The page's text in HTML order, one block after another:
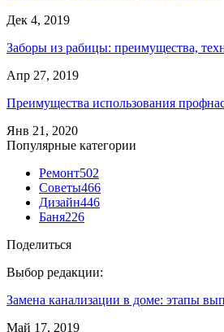
Дек 4, 2019
Заборы из рабицы: преимущества,
Апр 27, 2019
Преимущества использования
Янв 21, 2020
Популярные категории
Ремонт502
Советы466
Дизайн446
Баня226
Поделиться
Выбор редакции:
Замена канализации в доме: этапы
Май 17, 2019